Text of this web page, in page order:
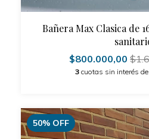
Bañera Max Clasica de
$800.000,00
3 cuotas sin interés de
50% OFF